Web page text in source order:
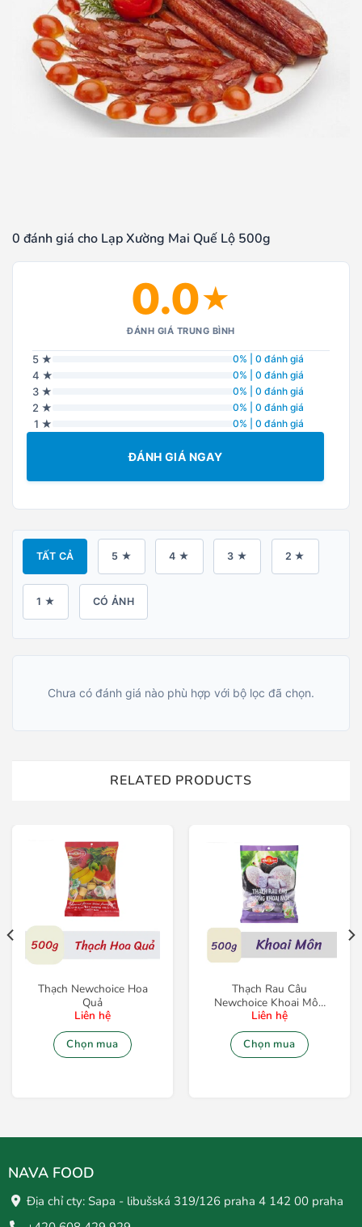
0 đánh giá cho Lạp Xường Mai Quế Lộ 500g
0.0★
ĐÁNH GIÁ TRUNG BÌNH
5 ★ 0% | 0 đánh giá
4 ★ 0% | 0 đánh giá
3 ★ 0% | 0 đánh giá
2 ★ 0% | 0 đánh giá
1 ★ 0% | 0 đánh giá
ĐÁNH GIÁ NGAY
TẤT CẢ 5 ★ 4 ★ 3 ★ 2 ★
1 ★ CÓ ẢNH
Chưa có đánh giá nào phù hợp với bộ lọc đã chọn.
RELATED PRODUCTS
Thạch Newchoice Hoa
Quả
Liên hệ
Chọn mua
Thạch Rau Câu
Newchoice Khoai Môn
1kg
Liên hệ
Chọn mua
NAVA FOOD
Địa chỉ cty: Sapa - libušská 319/126 praha 4 142 00 praha